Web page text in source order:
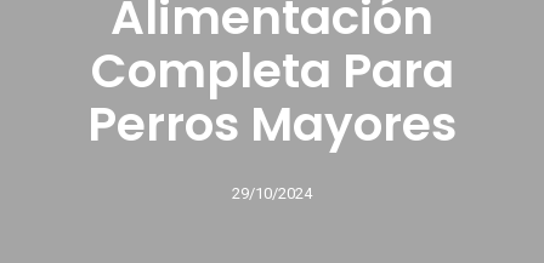
Alimentación
Completa Para
Perros Mayores
29/10/2024